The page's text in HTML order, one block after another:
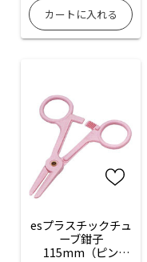
esプラスチックチュ
ーブ鉗子
115mm（ピン